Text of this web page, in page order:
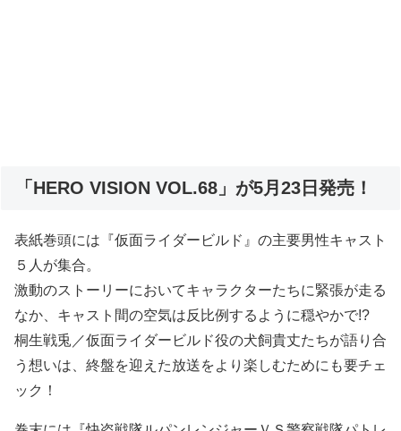
「HERO VISION VOL.68」が5月23日発売！
表紙巻頭には『仮面ライダービルド』の主要男性キャスト
５人が集合。
激動のストーリーにおいてキャラクターたちに緊張が走る
なか、キャスト間の空気は反比例するように穏やかで!?
桐生戦兎／仮面ライダービルド役の犬飼貴丈たちが語り合
う想いは、終盤を迎えた放送をより楽しむためにも要チェ
ック！